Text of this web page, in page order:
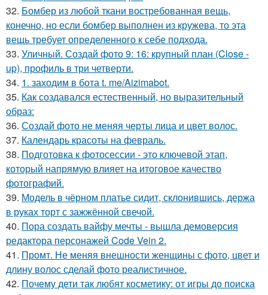
32. Бомбер из любой ткани востребованная вещь,
конечно, но если бомбер выполнен из кружева, то эта
вещь требует определенного к себе подхода.
33. Уличный. Создай фото 9: 16: крупный план (Close -
up), профиль в три четверти.
34. 1. заходим в бота t. me/Aizimabot.
35. Как создавался естественный, но выразительный
образ:
36. Создай фото не меняя черты лица и цвет волос.
37. Календарь красоты на февраль.
38. Подготовка к фотосессии - это ключевой этап,
который напрямую влияет на итоговое качество
фотографий.
39. Модель в чёрном платье сидит, склонившись, держа
в руках торт с зажжённой свечой.
40. Пора создать вайфу мечты - вышла демоверсия
редактора персонажей Code Vein 2.
41. Промт. Не меняя внешности женщины с фото, цвет и
длину волос сделай фото реалистичное.
42. Почему дети так любят косметику: от игры до поиска